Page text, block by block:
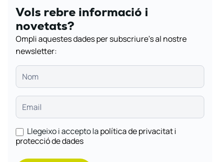
Vols rebre informació i
novetats?
Ompli aquestes dades per subscriure’s al nostre
newsletter:
Llegeixo i accepto la política de privacitat i
protecció de dades